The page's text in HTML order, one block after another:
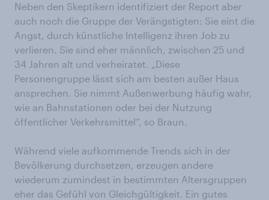
Neben den Skeptikern identifiziert der Report aber
auch noch die Gruppe der Verängstigten: Sie eint die
Angst, durch künstliche Intelligenz ihren Job zu
verlieren. Sie sind eher männlich, zwischen 25 und
34 Jahren alt und verheiratet. „Diese
Personengruppe lässt sich am besten außer Haus
ansprechen. Sie nimmt Außenwerbung häufig wahr,
wie an Bahnstationen oder bei der Nutzung
öffentlicher Verkehrsmittel“, so Braun.
Während viele aufkommende Trends sich in der
Bevölkerung durchsetzen, erzeugen andere
wiederum zumindest in bestimmten Altersgruppen
eher das Gefühl von Gleichgültigkeit. Ein gutes